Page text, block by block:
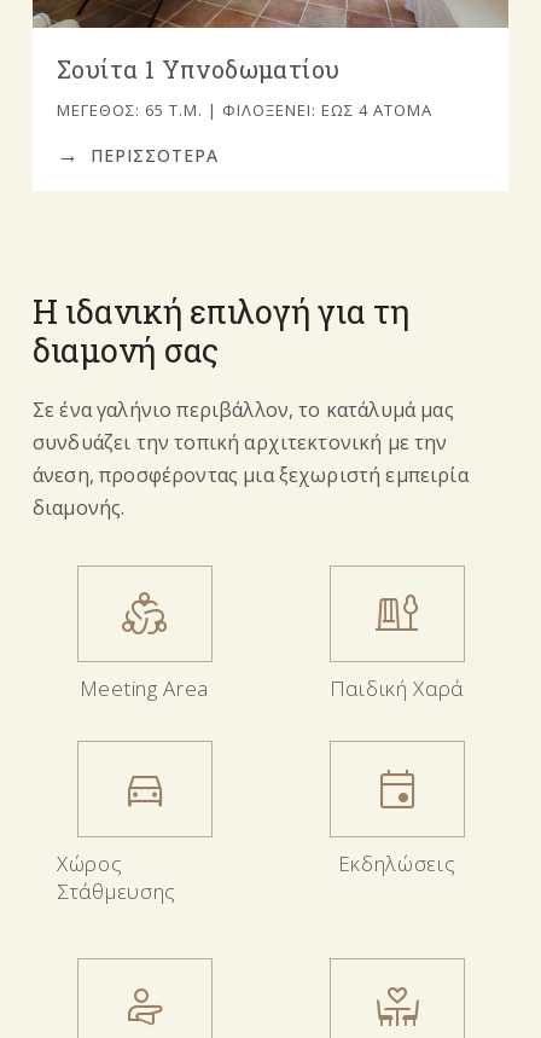
Σουίτα 1 Υπνοδωματίου
ΜΈΓΕΘΟΣ: 65 Τ.Μ. | ΦΙΛΟΞΕΝΕΊ: ΈΩΣ 4 ΆΤΟΜΑ
ΠΕΡΙΣΣΟΤΕΡΑ
H ιδανική επιλογή για τη
διαμονή σας
Σε ένα γαλήνιο περιβάλλον, το κατάλυμά μας
συνδυάζει την τοπική αρχιτεκτονική με την
άνεση, προσφέροντας μια ξεχωριστή εμπειρία
διαμονής.
diversity_2
Meeting Αrea
playground
Παιδική Χαρά
directions_car
Χώρος
Στάθμευσης
event
Εκδηλώσεις
physical_therapy dine_heart